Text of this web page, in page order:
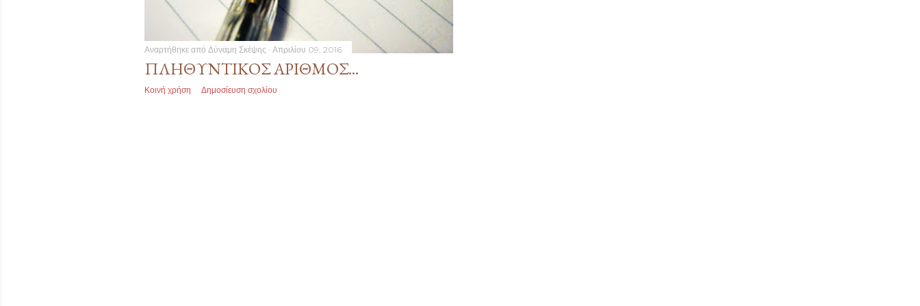
ς
Αναρτήθηκε από Δύναμη Σκέψης Απριλίου 09, 2016
ΠΛΗΘΥΝΤΙΚΌΣ ΑΡΙΘΜΌΣ...
Κοινή χρήση Δημοσίευση σχολίου